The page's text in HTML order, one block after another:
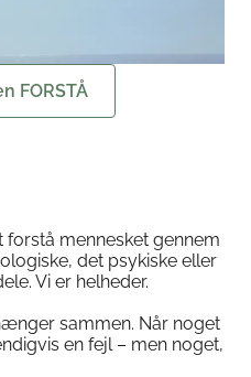
FORSTÅ
mennesket gennem
det psykiske eller
Vi er helheder.
sammen. Når noget
en fejl – men noget,